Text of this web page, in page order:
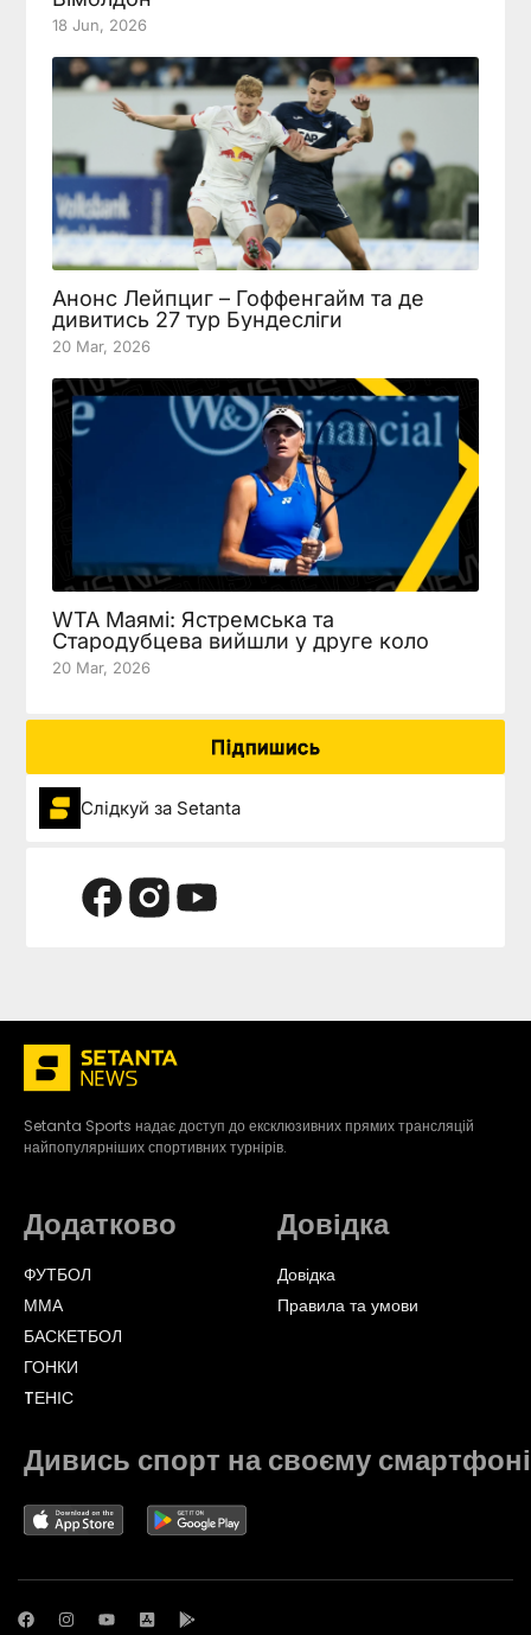
18 Jun, 2026
Анонс Лейпциг – Гоффенгайм та де
дивитись 27 тур Бундесліги
20 Mar, 2026
WTA Маямі: Ястремська та
Стародубцева вийшли у друге коло
20 Mar, 2026
Підпишись
Слідкуй за Setanta
Setanta Sports надає доступ до ексклюзивних прямих трансляцій
найпопулярніших спортивних турнірів.
Додатково
ФУТБОЛ
ММА
БАСКЕТБОЛ
ГОНКИ
TЕНІС
Довідка
Довідка
Правила та умови
Дивись спорт на своєму смартфоні